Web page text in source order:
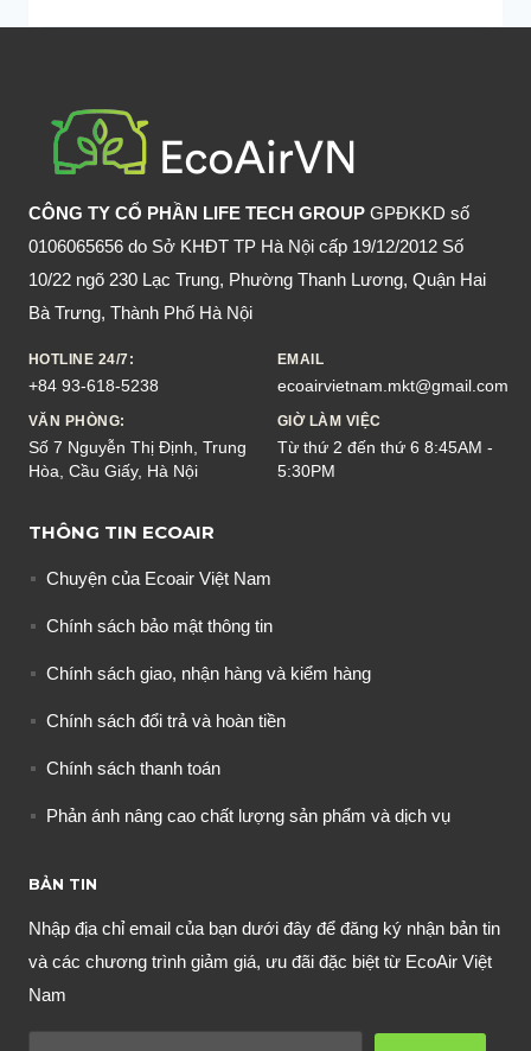
CÔNG TY CỔ PHẦN LIFE TECH GROUP GPĐKKD số
0106065656 do Sở KHĐT TP Hà Nội cấp 19/12/2012 Số
10/22 ngõ 230 Lạc Trung, Phường Thanh Lương, Quận Hai
Bà Trưng, Thành Phố Hà Nội
HOTLINE 24/7:
+84 93-618-5238
EMAIL
ecoairvietnam.mkt@gmail.com
VĂN PHÒNG:
Số 7 Nguyễn Thị Định, Trung
Hòa, Cầu Giấy, Hà Nội
GIỜ LÀM VIỆC
Từ thứ 2 đến thứ 6 8:45AM -
5:30PM
THÔNG TIN ECOAIR
Chuyện của Ecoair Việt Nam
Chính sách bảo mật thông tin
Chính sách giao, nhận hàng và kiểm hàng
Chính sách đổi trả và hoàn tiền
Chính sách thanh toán
Phản ánh nâng cao chất lượng sản phẩm và dịch vụ
BẢN TIN
Nhập địa chỉ email của bạn dưới đây để đăng ký nhận bản tin
và các chương trình giảm giá, ưu đãi đặc biệt từ EcoAir Việt
Nam